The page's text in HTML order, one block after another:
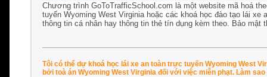
Chương trình GoToTrafficSchool.com là một website mã hoá
tuyến Wyoming West Virginia hoặc các khoá học đào tạo lái
thông tin cá nhân hay thông tin thẻ tín dụng kèm theo. Bảo
Tôi có thể dự khoá học lái xe an toàn trực tuyến Wyoming West
bởi toà án Wyoming West Virginia đối với việc miễn phạt. Làm